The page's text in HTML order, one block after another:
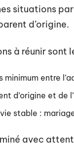
situations
d’origine.
à réunir sont
minimum entre
d’origine et de
stable :
avec